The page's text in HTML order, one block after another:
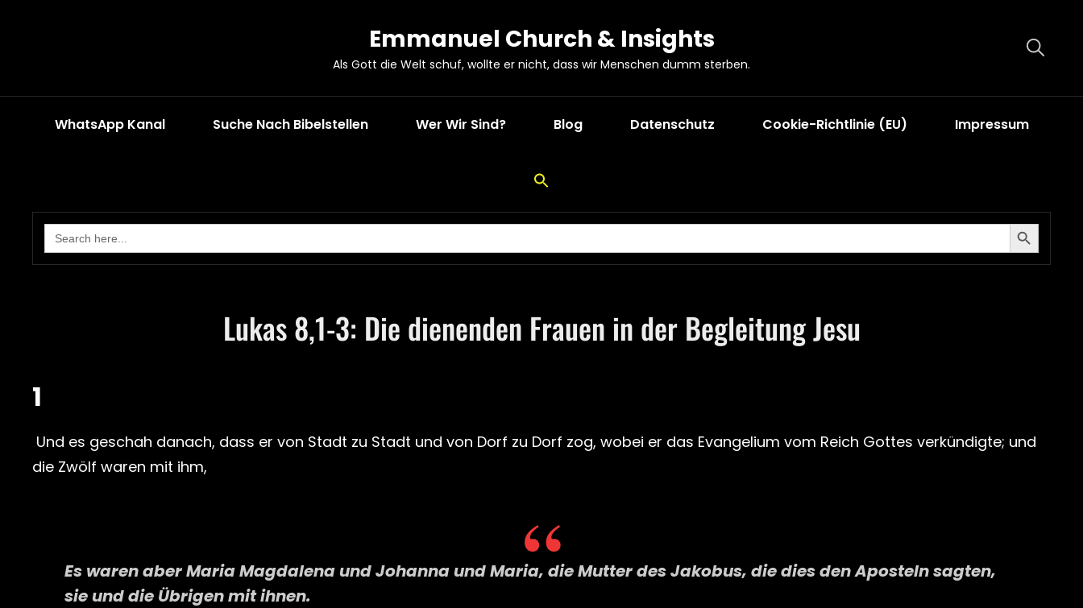
Emmanuel Church & Insights
Als Gott die Welt schuf, wollte er nicht, dass wir Menschen dumm sterben.
WhatsApp Kanal Suche Nach Bibelstellen Wer Wir Sind? Blog Datenschutz Cookie-Richtlinie (EU) Impressum
Search
for:
Search Button
Lukas 8,1-3: Die dienenden Frauen in der Begleitung Jesu
1
Und es geschah danach, dass er von Stadt zu Stadt und von Dorf zu Dorf zog, wobei er das Evangelium vom Reich Gottes verkündigte; und
die Zwölf waren mit ihm,
Es waren aber Maria Magdalena und Johanna und Maria, die Mutter des Jakobus, die dies den Aposteln sagten,
sie und die Übrigen mit ihnen.